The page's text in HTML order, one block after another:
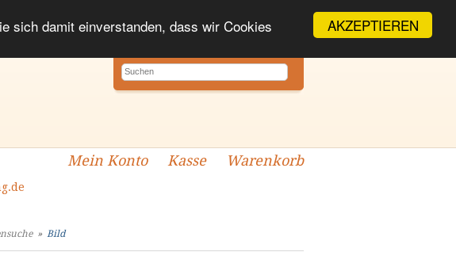
AKZEPTIEREN
sich damit einverstanden, dass wir Cookies
Mein Konto Kasse Warenkorb
» Bild